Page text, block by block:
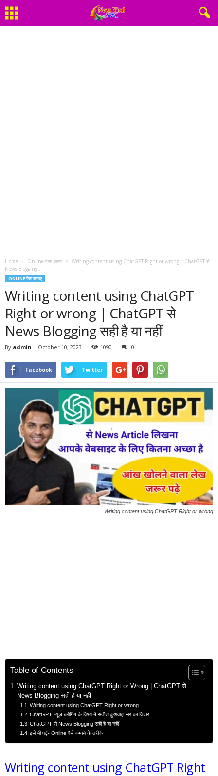
Home Online पैसा कमाए
Writing content using ChatGPT Right or wrong | ChatGPT से
News Blogging...
ONLINE पैसा कमाए
Writing content using ChatGPT
Right or wrong | ChatGPT से
News Blogging सही है या नहीं
By admin - October 10, 2023 1090 0
Facebook Twitter
Writing content using ChatGPT Right or wrong
Table of Contents
Writing content using ChatGPT Right or Wrong | ChatGPT से
News Blogging सही है या नहीं
Writing content using ChatGPT Right or wrong
ChatGPT न्यूज़ ब्लॉगिंग के विषय में सतीश कुशवाहा सर का विचार
ChatGPT से News Blogging सही है या नहीं
इसे भी पढ़ें- Online पैसे कमाने के तरीके
Writing content using ChatGPT Right